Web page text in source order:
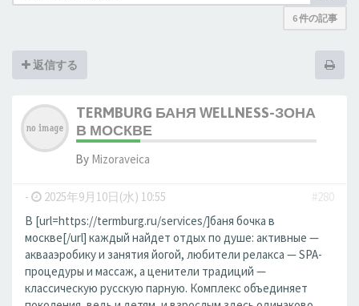
6 件の記事
返信する
TERMBURG БАНЯ WELLNESS-ЗОНА
В МОСКВЕ
By Mizoraveica
- 2025年9月10日(水) 10:55
#280
В [url=https://termburg.ru/services/]баня бочка в
москве[/url] каждый найдет отдых по душе: активные —
аквааэробику и занятия йогой, любители релакса — SPA-
процедуры и массаж, а ценители традиций —
классическую русскую парную. Комплекс объединяет